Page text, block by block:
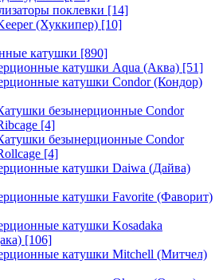
поклевки [14]
(Хуккипер) [10]
катушки [890]
катушки Aqua (Аква) [51]
катушки Condor (Кондор)
безынерционные Condor
[4]
безынерционные Condor
[4]
катушки Daiwa (Дайва)
катушки Favorite (Фаворит)
катушки Kosadaka
[106]
катушки Mitchell (Митчел)